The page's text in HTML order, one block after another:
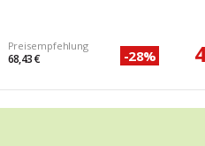
Preisempfehlung
68,43 € -28%